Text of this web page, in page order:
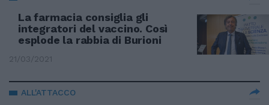
La farmacia consiglia gli
integratori del vaccino. Così
esplode la rabbia di Burioni
21/03/2021
ALL'ATTACCO